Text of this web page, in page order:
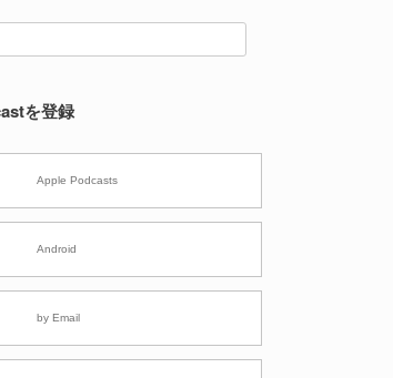
を登録
Apple Podcasts
Android
by Email